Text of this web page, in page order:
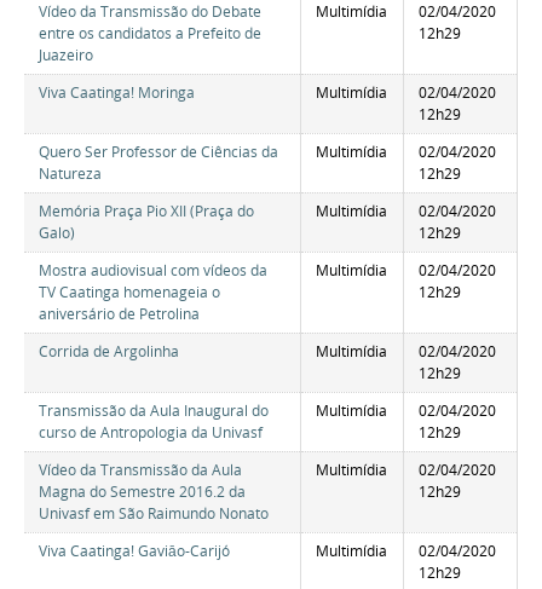
Vídeo da Transmissão do Debate
entre os candidatos a Prefeito de
Juazeiro
Multimídia
02/04/2020
12h29
Viva Caatinga! Moringa Multimídia
02/04/2020
12h29
Quero Ser Professor de Ciências da
Natureza
Multimídia
02/04/2020
12h29
Memória Praça Pio XII (Praça do
Galo)
Multimídia
02/04/2020
12h29
Mostra audiovisual com vídeos da
TV Caatinga homenageia o
aniversário de Petrolina
Multimídia
02/04/2020
12h29
Corrida de Argolinha Multimídia
02/04/2020
12h29
Transmissão da Aula Inaugural do
curso de Antropologia da Univasf
Multimídia
02/04/2020
12h29
Vídeo da Transmissão da Aula
Magna do Semestre 2016.2 da
Univasf em São Raimundo Nonato
Multimídia
02/04/2020
12h29
Viva Caatinga! Gaviāo-Carijó Multimídia
02/04/2020
12h29